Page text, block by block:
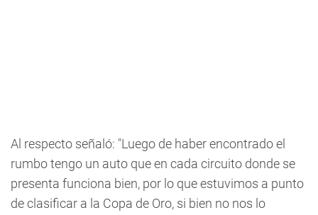
Al respecto señaló: "Luego de haber encontrado el
rumbo tengo un auto que en cada circuito donde se
presenta funciona bien, por lo que estuvimos a punto
de clasificar a la Copa de Oro, si bien no nos lo